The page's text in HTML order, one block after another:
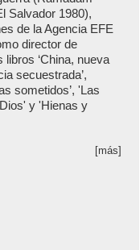
Salvador 1980),
de la Agencia EFE
director de
libros ‘China, nueva
secuestrada’,
sometidos’, 'Las
y 'Hienas y
[más]